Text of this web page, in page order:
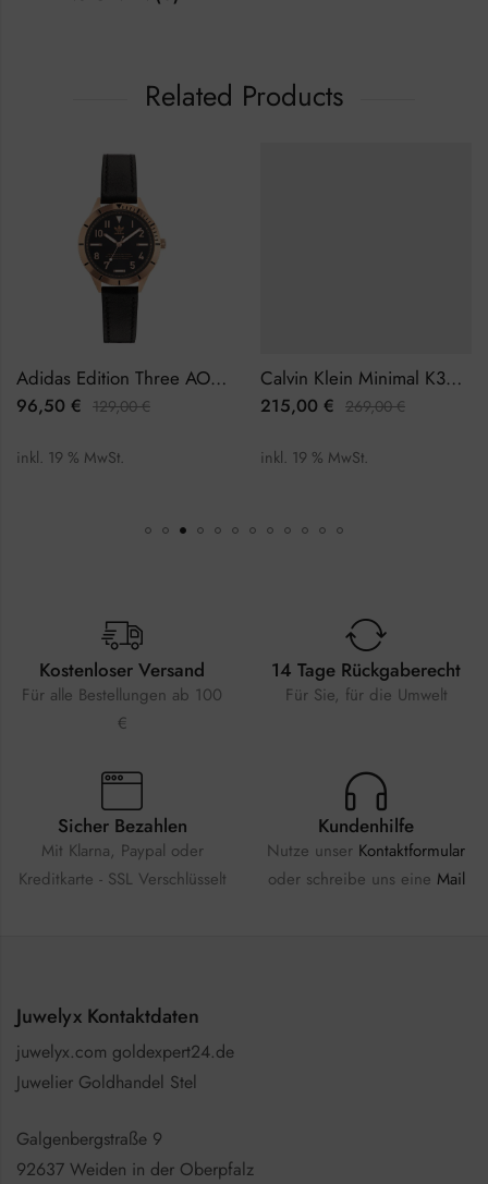
Related Products
Adidas Edition Three AOFH22507 Damenuhr
96,50 € 129,00€
inkl. 19 % MwSt.
Calvin Klein Minimal K3M23626 Damenuhr
215,00 € 269,00€
inkl. 19 % MwSt.
Kostenloser Versand
Für alle Bestellungen ab 100
€
14 Tage Rückgaberecht
Für Sie, für die Umwelt
Sicher Bezahlen
Mit Klarna, Paypal oder
Kreditkarte - SSL Verschlüsselt
Kundenhilfe
Nutze unser Kontaktformular
oder schreibe uns eine Mail
Juwelyx Kontaktdaten
juwelyx.com goldexpert24.de
Juwelier Goldhandel Stel
Galgenbergstraße 9
92637 Weiden in der Oberpfalz